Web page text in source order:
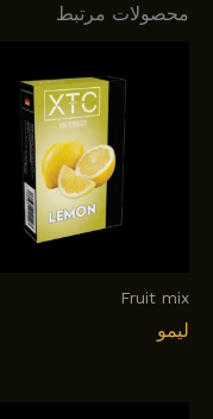
محصولات مرتبط
Fruit mix
لیمو